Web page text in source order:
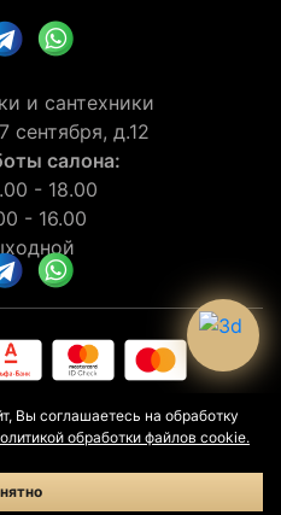
и сантехники
сентября, д.12
салона:
- 18.00
- 16.00
клиентов
Политика в отношении cookie
Вы соглашаетесь на обработку
обработки файлов cookie.